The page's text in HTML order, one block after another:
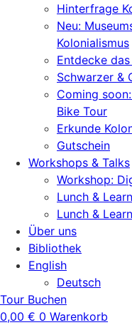
Hinterfrage
Neu:
Kolonialismus
Entdecke
Schwarzer &
Coming
Bike Tour
Erkunde
Gutschein
Workshops & Talks
Workshop:
Lunch &
Lunch &
Über uns
Bibliothek
English
Deutsch
Tour Buchen
0,00 € 0 Warenkorb